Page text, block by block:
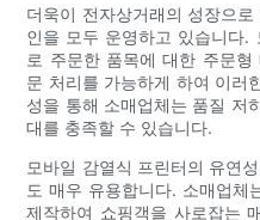
더욱이 전자상거래의 성장으
인을 모두 운영하고 있습니다.
로 주문한 품목에 대한 주문
문 처리를 가능하게 하여 이러
성을 통해 소매업체는 품질 저
대를 충족할 수 있습니다.
모바일 감열식 프린터의 유연
도 매우 유용합니다. 소매업체
제작하여 쇼핑객을 사로잡는